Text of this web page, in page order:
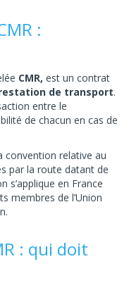
:
CMR, est un contrat
de transport.
entre le
de chacun en cas de
convention relative au
par la route datant de
s’applique en France
membres de l’Union
: qui doit